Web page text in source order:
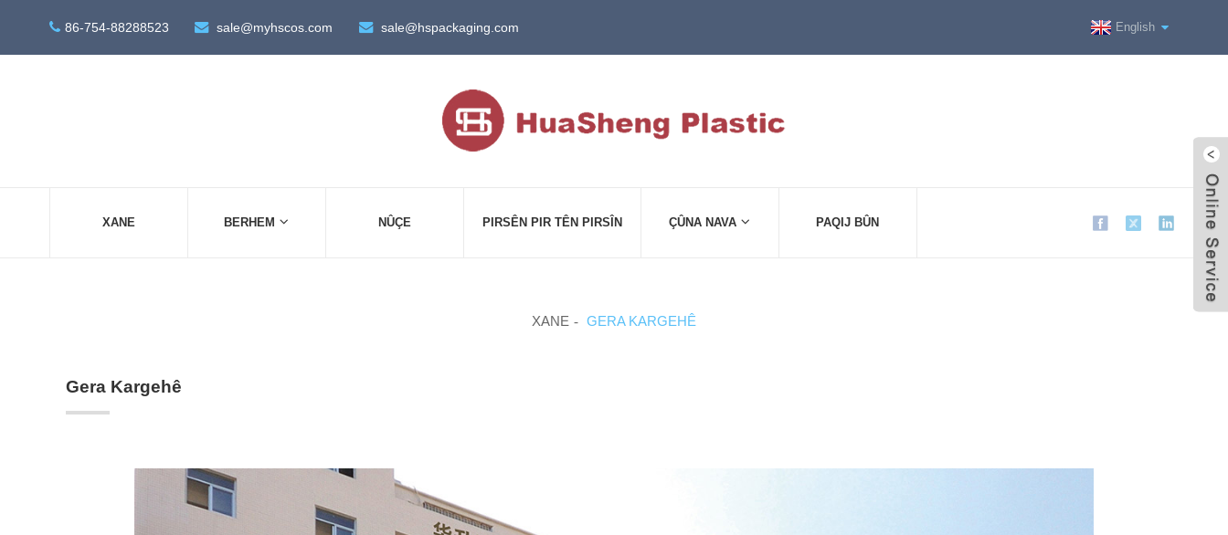
86-754-88288523 sale@myhscos.com sale@hspackaging.com English
XANE BERHEM NÛÇE PIRSÊN PIR TÊN PIRSÎN ÇÛNA NAVA PAQIJ BÛN
XANE GERA KARGEHÊ
Gera Kargehê